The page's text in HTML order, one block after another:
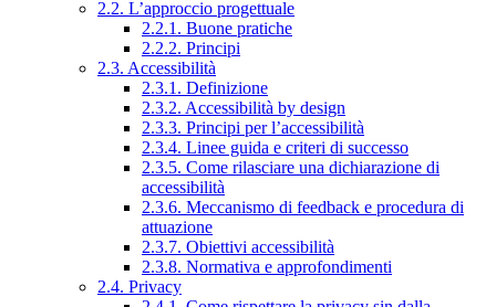
2.2. L’approccio progettuale
2.2.1. Buone pratiche
2.2.2. Principi
2.3. Accessibilità
2.3.1. Definizione
2.3.2. Accessibilità by design
2.3.3. Principi per l’accessibilità
2.3.4. Linee guida e criteri di successo
2.3.5. Come rilasciare una dichiarazione di
accessibilità
2.3.6. Meccanismo di feedback e procedura di
attuazione
2.3.7. Obiettivi accessibilità
2.3.8. Normativa e approfondimenti
2.4. Privacy